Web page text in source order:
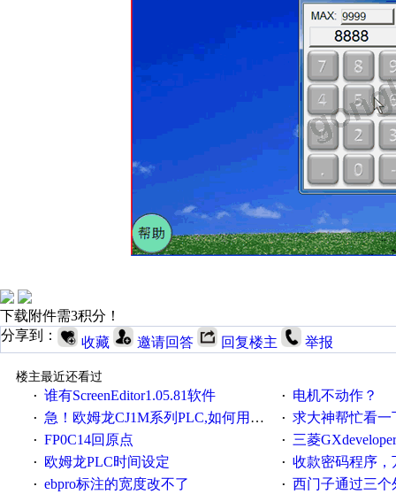
下载附件需3积分！
分享到：
收藏 邀请回答 回复楼主 举报
楼主最近还看过
· 谁有ScreenEditor1.05.81软件 · 电机不动作？
· 急！欧姆龙CJ1M系列PLC,如何用时间控制变频器。要求时间在组态王中可以自由输入！拜托各位大神了！ · 求大神帮忙看一
· FP0C14回原点 · 三菱
· 欧姆龙PLC时间设定 · 收款密码程序
· ebpro标注的宽度改不了 · 西门子通过三个外